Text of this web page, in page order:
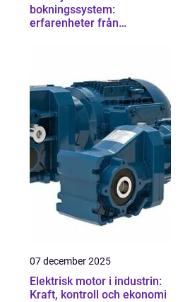
bokningssystem:
erfarenheter från
07 december 2025
Elektrisk motor i industrin:
Kraft, kontroll och ekonomi